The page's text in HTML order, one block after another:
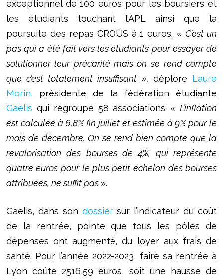
exceptionnel de 100 euros pour les boursiers et
les étudiants touchant l’APL ainsi que la
poursuite des repas CROUS à 1 euros. «C’est un
pas qui a été fait vers les étudiants pour essayer de
solutionner leur précarité mais on se rend compte
que c’est totalement insuffisant », déplore Laure
Morin, présidente de la fédération étudiante
Gaelis qui regroupe 58 associations. « L’inflation
est calculée à 6,8% fin juillet et estimée à 9% pour le
mois de décembre. On se rend bien compte que la
revalorisation des bourses de 4%, qui représente
quatre euros pour le plus petit échelon des bourses
attribuées, ne suffit pas ».
Gaelis, dans son dossiersur l’indicateur du coût
de la rentrée, pointe que tous les pôles de
dépenses ont augmenté, du loyer aux frais de
santé. Pour l’année 2022-2023, faire sa rentrée à
Lyon coûte 2516,59 euros, soit une hausse de